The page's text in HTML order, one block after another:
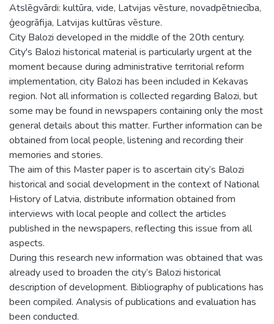
Atslēgvārdi: kultūra, vide, Latvijas vēsture, novadpētniecība,
ģeogrāfija, Latvijas kultūras vēsture.
City Balozi developed in the middle of the 20th century.
City's Balozi historical material is particularly urgent at the
moment because during administrative territorial reform
implementation, city Balozi has been included in Kekavas
region. Not all information is collected regarding Balozi, but
some may be found in newspapers containing only the most
general details about this matter. Further information can be
obtained from local people, listening and recording their
memories and stories.
The aim of this Master paper is to ascertain city’s Balozi
historical and social development in the context of National
History of Latvia, distribute information obtained from
interviews with local people and collect the articles
published in the newspapers, reflecting this issue from all
aspects.
During this research new information was obtained that was
already used to broaden the city’s Balozi historical
description of development. Bibliography of publications has
been compiled. Analysis of publications and evaluation has
been conducted.